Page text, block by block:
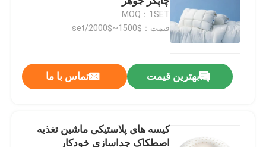
MOQ：1SET
قیمت：$1500~$2000/set
بهترین قیمت تماس با ما
کیسه های پلاستیکی ماشین تغذیه
اصطکاک جداسازی خودکار